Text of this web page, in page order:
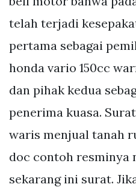
telah terjadi
pertama sebagai
honda vario 150cc
dan pihak kedua
penerima kuasa.
waris menjual tanah
doc contoh resminya
sekarang ini surat.